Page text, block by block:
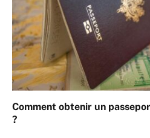
Comment obtenir un
?